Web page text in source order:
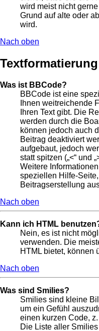
wird meist nicht
Grund auf alte oder
wird.
Nach oben
Was ist BBCode?
BBCode ist eine
Ihnen weitreichende
Ihren Text gibt. Die
werden durch die
können jedoch auch
Beitrag deaktiviert
aufgebaut, jedoch
statt spitzen („<“ und
Weitere
speziellen Hilfe-
Beitragserstellung
Nach oben
Kann ich HTML
Nein, es ist nicht
verwenden. Die
HTML bietet, können
Nach oben
Was sind Smilies?
Smilies sind kleine
um ein Gefühl
einen kurzen Code,
Die Liste aller